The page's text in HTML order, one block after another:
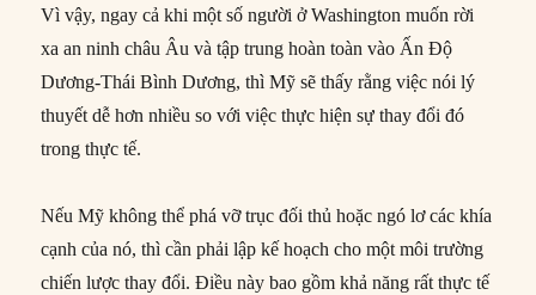
Vì vậy, ngay cả khi một số người ở Washington muốn rời
xa an ninh châu Âu và tập trung hoàn toàn vào Ấn Độ
Dương-Thái Bình Dương, thì Mỹ sẽ thấy rằng việc nói lý
thuyết dễ hơn nhiều so với việc thực hiện sự thay đổi đó
trong thực tế.
Nếu Mỹ không thể phá vỡ trục đối thủ hoặc ngó lơ các khía
cạnh của nó, thì cần phải lập kế hoạch cho một môi trường
chiến lược thay đổi. Điều này bao gồm khả năng rất thực tế